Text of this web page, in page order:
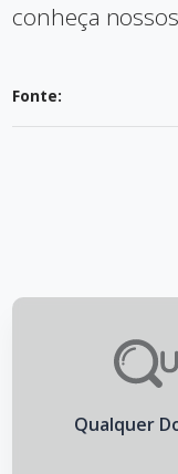
conheça
Fonte:
Qualquer